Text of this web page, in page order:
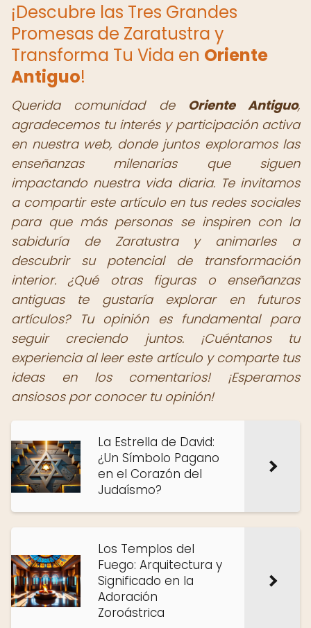
¡Descubre las Tres Grandes
Promesas de Zaratustra y
Transforma Tu Vida en Oriente
Antiguo!
Querida comunidad de Oriente Antiguo,
agradecemos tu interés y participación activa
en nuestra web, donde juntos exploramos las
enseñanzas milenarias que siguen
impactando nuestra vida diaria. Te invitamos
a compartir este artículo en tus redes sociales
para que más personas se inspiren con la
sabiduría de Zaratustra y animarles a
descubrir su potencial de transformación
interior. ¿Qué otras figuras o enseñanzas
antiguas te gustaría explorar en futuros
artículos? Tu opinión es fundamental para
seguir creciendo juntos. ¡Cuéntanos tu
experiencia al leer este artículo y comparte tus
ideas en los comentarios! ¡Esperamos
ansiosos por conocer tu opinión!
La Estrella de David:
¿Un Símbolo Pagano
en el Corazón del
Judaísmo?
Los Templos del
Fuego: Arquitectura y
Significado en la
Adoración
Zoroástrica